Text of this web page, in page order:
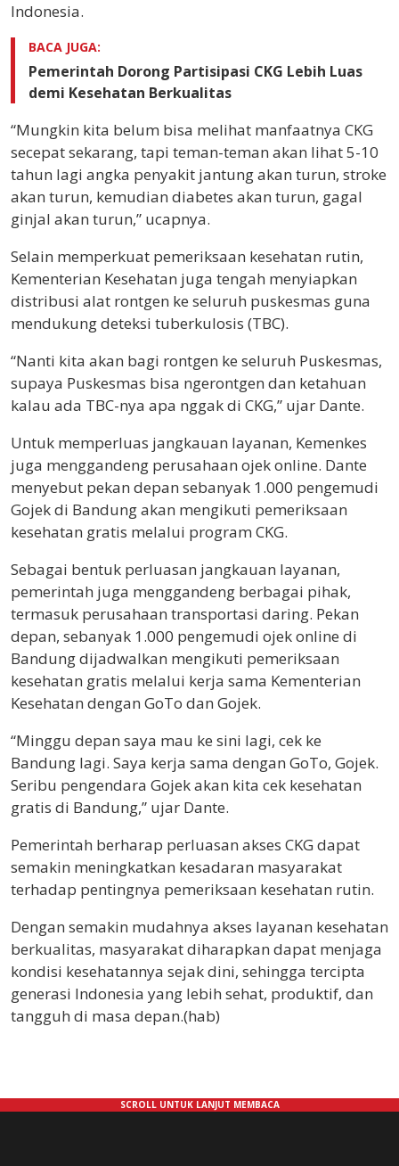
Indonesia.
BACA JUGA:
Pemerintah Dorong Partisipasi CKG Lebih Luas
demi Kesehatan Berkualitas
“Mungkin kita belum bisa melihat manfaatnya CKG
secepat sekarang, tapi teman-teman akan lihat 5-10
tahun lagi angka penyakit jantung akan turun, stroke
akan turun, kemudian diabetes akan turun, gagal
ginjal akan turun,” ucapnya.
Selain memperkuat pemeriksaan kesehatan rutin,
Kementerian Kesehatan juga tengah menyiapkan
distribusi alat rontgen ke seluruh puskesmas guna
mendukung deteksi tuberkulosis (TBC).
“Nanti kita akan bagi rontgen ke seluruh Puskesmas,
supaya Puskesmas bisa ngerontgen dan ketahuan
kalau ada TBC-nya apa nggak di CKG,” ujar Dante.
Untuk memperluas jangkauan layanan, Kemenkes
juga menggandeng perusahaan ojek online. Dante
menyebut pekan depan sebanyak 1.000 pengemudi
Gojek di Bandung akan mengikuti pemeriksaan
kesehatan gratis melalui program CKG.
Sebagai bentuk perluasan jangkauan layanan,
pemerintah juga menggandeng berbagai pihak,
termasuk perusahaan transportasi daring. Pekan
depan, sebanyak 1.000 pengemudi ojek online di
Bandung dijadwalkan mengikuti pemeriksaan
kesehatan gratis melalui kerja sama Kementerian
Kesehatan dengan GoTo dan Gojek.
“Minggu depan saya mau ke sini lagi, cek ke
Bandung lagi. Saya kerja sama dengan GoTo, Gojek.
Seribu pengendara Gojek akan kita cek kesehatan
gratis di Bandung,” ujar Dante.
Pemerintah berharap perluasan akses CKG dapat
semakin meningkatkan kesadaran masyarakat
terhadap pentingnya pemeriksaan kesehatan rutin.
Dengan semakin mudahnya akses layanan kesehatan
berkualitas, masyarakat diharapkan dapat menjaga
kondisi kesehatannya sejak dini, sehingga tercipta
generasi Indonesia yang lebih sehat, produktif, dan
tangguh di masa depan.(hab)